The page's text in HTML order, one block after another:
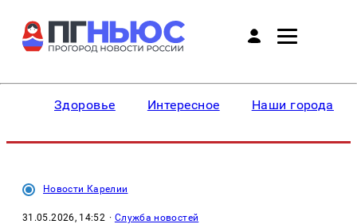
Здоровье Интересное Наши города
Новости Карелии
31.05.2026, 14:52 · Служба новостей